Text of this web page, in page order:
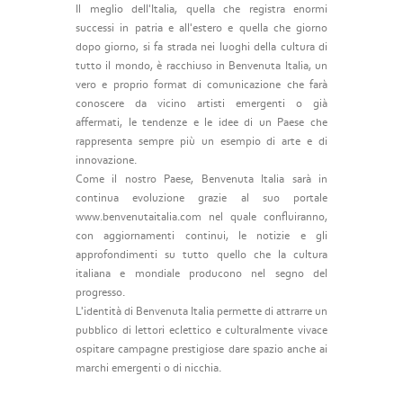
Il meglio dell'Italia, quella che registra enormi
successi in patria e all'estero e quella che giorno
dopo giorno, si fa strada nei luoghi della cultura di
tutto il mondo, è racchiuso in Benvenuta Italia, un
vero e proprio format di comunicazione che farà
conoscere da vicino artisti emergenti o già
affermati, le tendenze e le idee di un Paese che
rappresenta sempre più un esempio di arte e di
innovazione.
Come il nostro Paese, Benvenuta Italia sarà in
continua evoluzione grazie al suo portale
www.benvenutaitalia.com nel quale confluiranno,
con aggiornamenti continui, le notizie e gli
approfondimenti su tutto quello che la cultura
italiana e mondiale producono nel segno del
progresso.
L'identità di Benvenuta Italia permette di attrarre un
pubblico di lettori eclettico e culturalmente vivace
ospitare campagne prestigiose dare spazio anche ai
marchi emergenti o di nicchia.